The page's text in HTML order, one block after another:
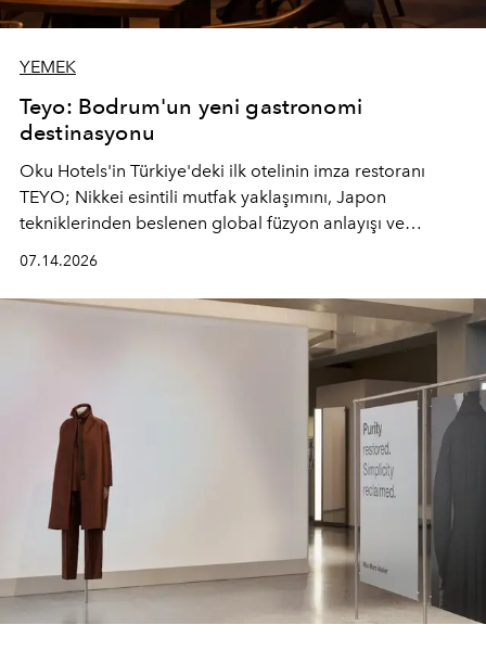
YEMEK
Teyo: Bodrum'un yeni gastronomi
destinasyonu
Oku Hotels'in Türkiye'deki ilk otelinin imza restoranı
TEYO; Nikkei esintili mutfak yaklaşımını, Japon
tekniklerinden beslenen global füzyon anlayışı ve
07.14.2026